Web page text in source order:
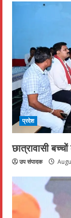
प्रदेश
छात्रावासी
उप संपादक